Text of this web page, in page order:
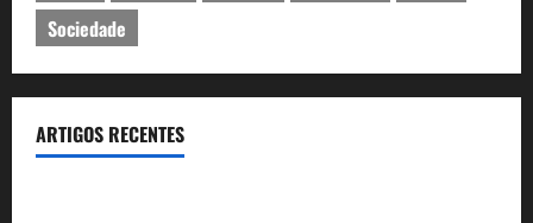
Sociedade
ARTIGOS RECENTES